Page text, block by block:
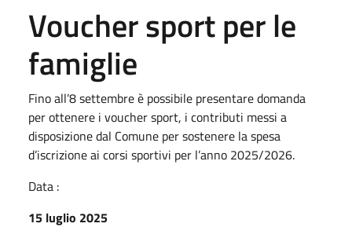
Voucher sport per le
famiglie
Fino all’8 settembre è possibile presentare domanda
per ottenere i voucher sport, i contributi messi a
disposizione dal Comune per sostenere la spesa
d’iscrizione ai corsi sportivi per l’anno 2025/2026.
Data :
15 luglio 2025